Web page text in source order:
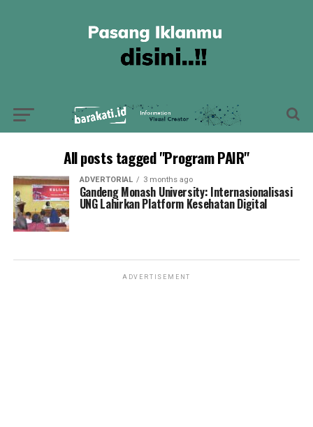
All posts tagged "Program PAIR"
ADVERTORIAL 3 months ago
Gandeng Monash University: Internasionalisasi
UNG Lahirkan Platform Kesehatan Digital
ADVERTISEMENT